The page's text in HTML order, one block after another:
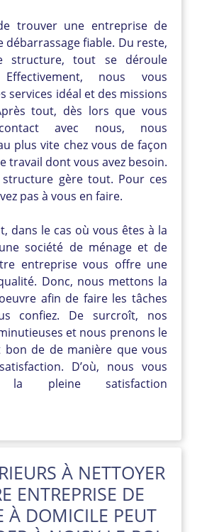
trouver une entreprise de
débarrassage fiable. Du reste,
structure, tout se déroule
Effectivement, nous vous
services idéal et des missions
tout, dès lors que vous
avec nous, nous
plus vite chez vous de façon
travail dont vous avez besoin.
gère tout. Pour ces
pas à vous en faire.
dans le cas où vous êtes à la
société de ménage et de
entreprise vous offre une
Donc, nous mettons la
afin de faire les tâches
confiez. De surcroît, nos
et nous prenons le
bon de de manière que vous
D’où, nous vous
la pleine satisfaction
À NETTOYER
ENTREPRISE DE
À DOMICILE PEUT